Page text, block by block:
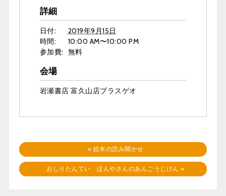
詳細
日付:
2019年9月15日
時間:
10:00 AM〜10:00 PM
参加費: 無料
会場
岩瀬書店 富久山店プラスゲオ
« 絵本の読み聞かせ
おしりたんてい ほんやさんのあんごうじけん»